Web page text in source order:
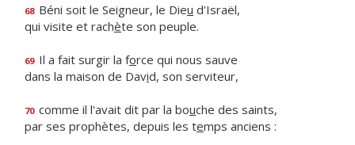
68 Béni soit le Seigneur, le Dieu d'Israël,
qui visite et rachète son peuple.
69 Il a fait surgir la force qui nous sauve
dans la maison de David, son serviteur,
70 comme il l'avait dit par la bouche des saints,
par ses prophètes, depuis les temps anciens :